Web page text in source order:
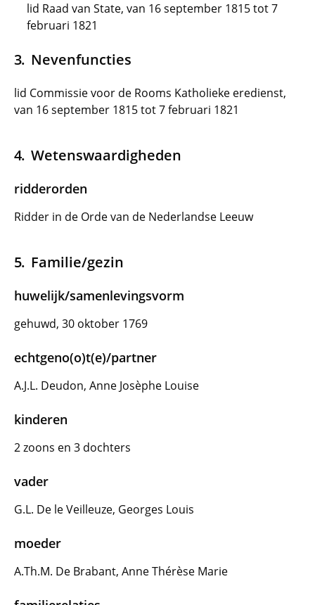
lid Raad van State, van 16 september 1815 tot 7
februari 1821
Nevenfuncties
lid Commissie voor de Rooms Katholieke eredienst,
van 16 september 1815 tot 7 februari 1821
Wetenswaardigheden
ridderorden
Ridder in de Orde van de Nederlandse Leeuw
Familie/gezin
huwelijk/samenlevingsvorm
gehuwd, 30 oktober 1769
echtgeno(o)t(e)/partner
A.J.L. Deudon, Anne Josèphe Louise
kinderen
2 zoons en 3 dochters
vader
G.L. De le Veilleuze, Georges Louis
moeder
A.Th.M. De Brabant, Anne Thérèse Marie